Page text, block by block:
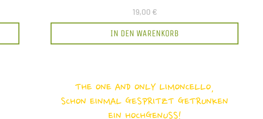
19,00 €
IN DEN WARENKORB
THE ONE AND ONLY LIMONCELLO,
SCHON EINMAL GESPRITZT GETRUNKEN
EIN HOCHGENUSS!